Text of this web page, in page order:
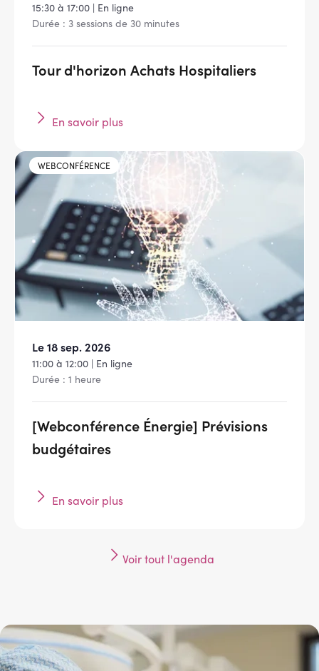
15:30 à 17:00 | En ligne
Durée : 3 sessions de 30 minutes
Tour d'horizon Achats Hospitaliers
En savoir plus
WEBCONFÉRENCE
Le 18 sep. 2026
11:00 à 12:00 | En ligne
Durée : 1 heure
[Webconférence Énergie] Prévisions
budgétaires
En savoir plus
Voir tout l'agenda